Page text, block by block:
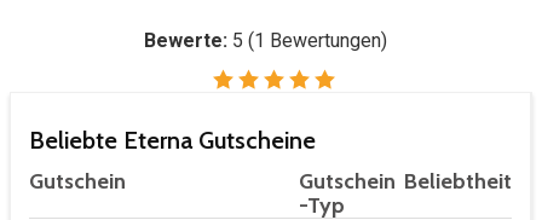
Bewerte: 5 (1 Bewertungen)
Beliebte Eterna Gutscheine
Gutschein
Gutschein
-Typ
Beliebtheit